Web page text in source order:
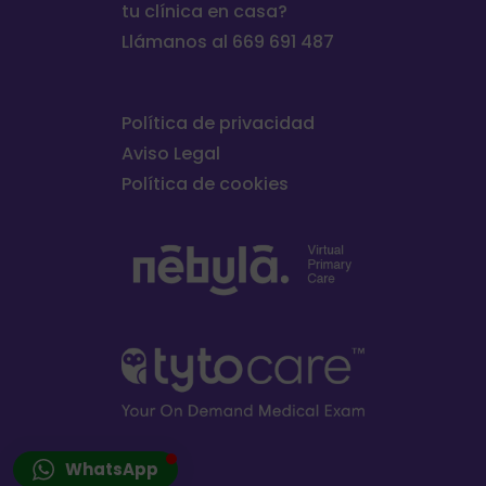
WhatsApp
tu clínica en casa?
Llámanos al 669 691 487
Política de privacidad
Aviso Legal
Política de cookies